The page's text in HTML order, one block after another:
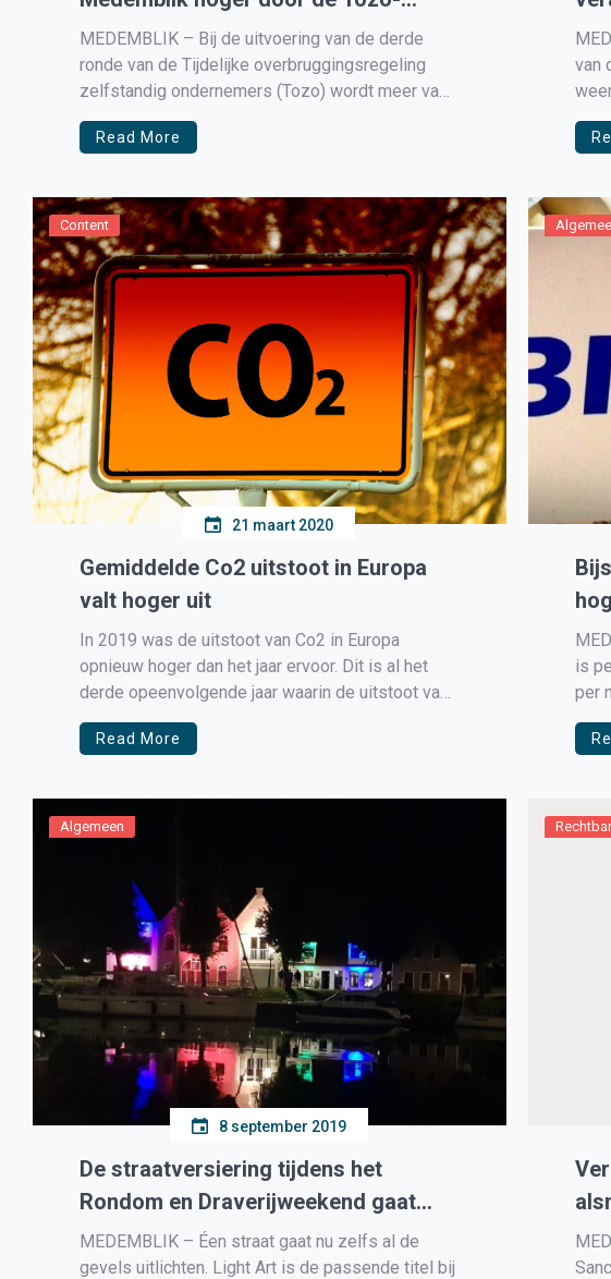
regeling
MEDEMBLIK – Bij de uitvoering van de derde
ronde van de Tijdelijke overbruggingsregeling
zelfstandig ondernemers (Tozo) wordt meer van
de gemeente verwacht. Er moet onder meer een
toets op beschikbare geldmiddelen worden
ondersteuning bieden bij de heroriëntatie van
zelfstandigen op de arbeidsmarkt. Zo kunnen
zelfstandig ondernemers […]
Read More
van
Content
21 maart 2020
Gemiddelde Co2 uitstoot in Europa
valt hoger uit
In 2019 was de uitstoot van Co2 in Europa
opnieuw hoger dan het jaar ervoor. Dit is al het
derde opeenvolgende jaar waarin de uitstoot van
Co2 omhoog gaat. Dit is berekend door JATO
Dynamics. Op basis van deze gegevens is 2019
[…]
Read More
is
per
Algemeen
8 september 2019
De straatversiering tijdens het
Rondom en Draverijweekend gaat
naar een hoger niveau.
MEDEMBLIK – Éen straat gaat nu zelfs al de
gevels uitlichten. Light Art is de passende titel bij